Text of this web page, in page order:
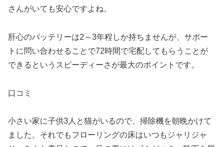
さんがいても安心ですよね。
肝心のバッテリーは2～3年程しか持ちませんが、 サポー
トに問い合わせることで72時間で宅配してもらうことが
できるというスピーディーさが最大のポイント です。
口コミ
小さい家に子供3人と猫がいるので、掃除機を朝晩かけて
ました。それでもフローリングの床はいつもジャリジャ